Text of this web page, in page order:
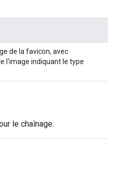
de la favicon, avec
l'image indiquant le type
le chaînage.